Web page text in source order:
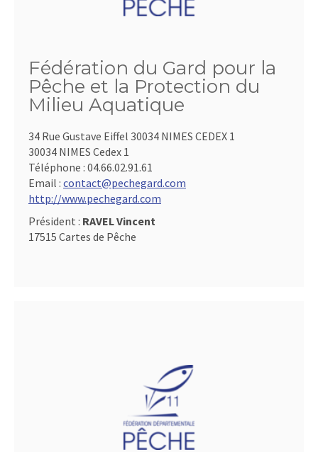
Fédération du Gard pour la
Pêche et la Protection du
Milieu Aquatique
34 Rue Gustave Eiffel 30034 NIMES CEDEX 1
30034 NIMES Cedex 1
Téléphone : 04.66.02.91.61
Email : contact@pechegard.com
http://www.pechegard.com
Président : RAVEL Vincent
17515 Cartes de Pêche